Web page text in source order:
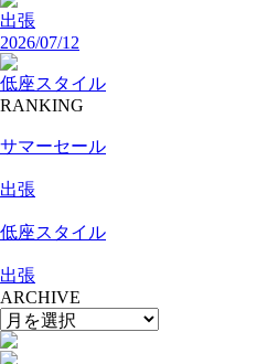
出張
2026/07/12
低座スタイル
RANKING
サマーセール
出張
低座スタイル
出張
ARCHIVE